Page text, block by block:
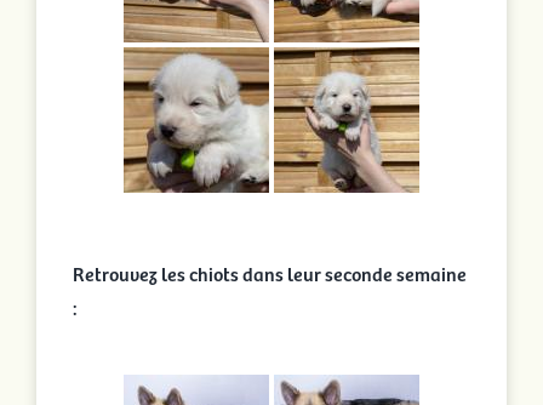
Retrouvez les chiots dans leur seconde semaine
: